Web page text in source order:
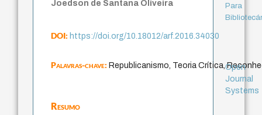
Joedson de Santana Oliveira
DOI:https://doi.org/10.18012/arf.2016.34030
Palavras-chave:Republicanismo, Teoria Crítica,
Resumo
Para
Open
Journal
Systems